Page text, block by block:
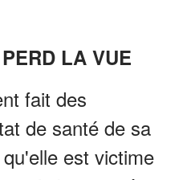
LA VUE
fait des
de santé de sa
est victime